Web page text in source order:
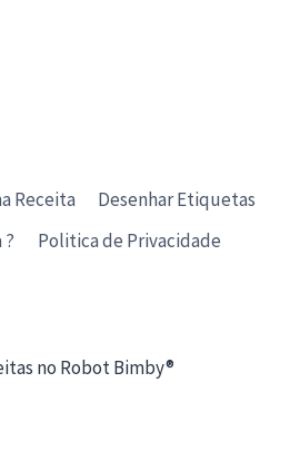
Receita
Desenhar Etiquetas
?
Politica de Privacidade
no Robot Bimby®